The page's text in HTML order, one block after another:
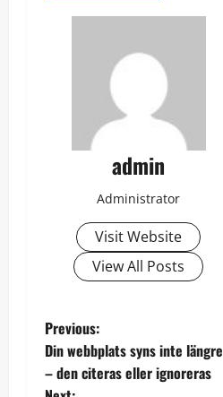
admin
Administrator
Visit Website
View All Posts
P
o
Previous:
Din webbplats syns inte längre
– den citeras eller ignoreras